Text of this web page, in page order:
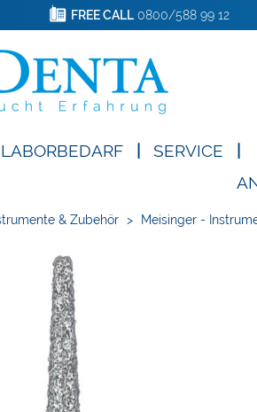
FREE CALL0800/588 99 12
LABORBEDARF SERVICE
& Zubehör > Meisinger -